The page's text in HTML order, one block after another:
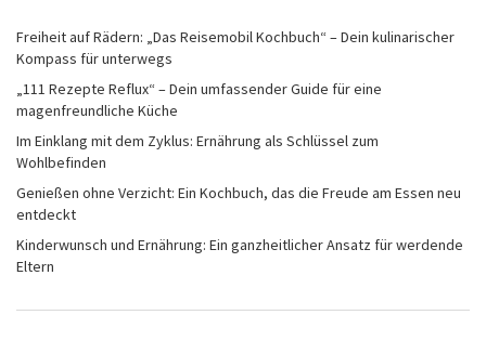
Freiheit auf Rädern: „Das Reisemobil Kochbuch“ – Dein kulinarischer
Kompass für unterwegs
„111 Rezepte Reflux“ – Dein umfassender Guide für eine
magenfreundliche Küche
Im Einklang mit dem Zyklus: Ernährung als Schlüssel zum
Wohlbefinden
Genießen ohne Verzicht: Ein Kochbuch, das die Freude am Essen neu
entdeckt
Kinderwunsch und Ernährung: Ein ganzheitlicher Ansatz für werdende
Eltern